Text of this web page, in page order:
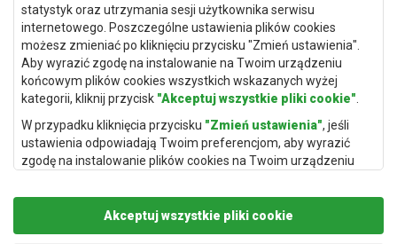
statystyk oraz utrzymania sesji użytkownika serwisu
internetowego. Poszczególne ustawienia plików cookies
możesz zmieniać po kliknięciu przycisku "Zmień ustawienia".
Aby wyrazić zgodę na instalowanie na Twoim urządzeniu
końcowym plików cookies wszystkich wskazanych wyżej
kategorii, kliknij przycisk "Akceptuj wszystkie pliki cookie"
W przypadku kliknięcia przycisku "Zmień ustawienia", jeśli
ustawienia odpowiadają Twoim preferencjom, aby wyrazić
zgodę na instalowanie plików cookies na Twoim urządzeniu
"Zapisz i zaakceptuj".
Podstawą przetwarzania danych osobowych, w zakresie w
Akceptuj wszystkie pliki cookie
Dywany Łódź
Dywany Katowice
Dywany Rzeszów
Dywany Częstochowa